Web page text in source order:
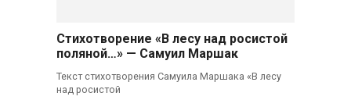
Стихотворение «В лесу над росистой
поляной…» — Самуил Маршак
Текст стихотворения Самуила Маршака «В лесу
над росистой